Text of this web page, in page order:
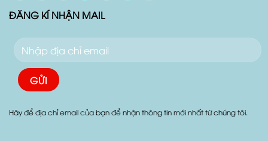
ĐĂNG KÍ NHẬN MAIL
Hãy để địa chỉ email của bạn để nhận thông tin mới nhất từ chúng tôi.